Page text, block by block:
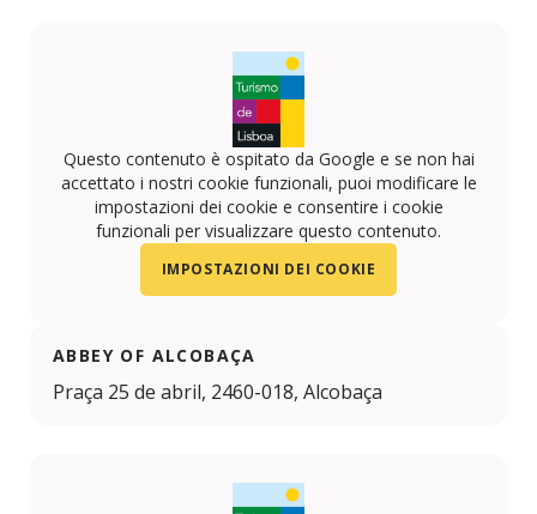
Questo contenuto è ospitato da Google e se non hai
accettato i nostri cookie funzionali, puoi modificare le
impostazioni dei cookie e consentire i cookie
funzionali per visualizzare questo contenuto.
IMPOSTAZIONI DEI COOKIE
ABBEY OF ALCOBAÇA
Praça 25 de abril, 2460-018, Alcobaça